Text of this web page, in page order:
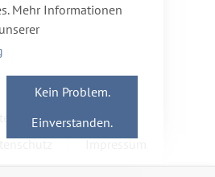
Mehr Informationen
Kein Problem.
Einverstanden.
Förderverein